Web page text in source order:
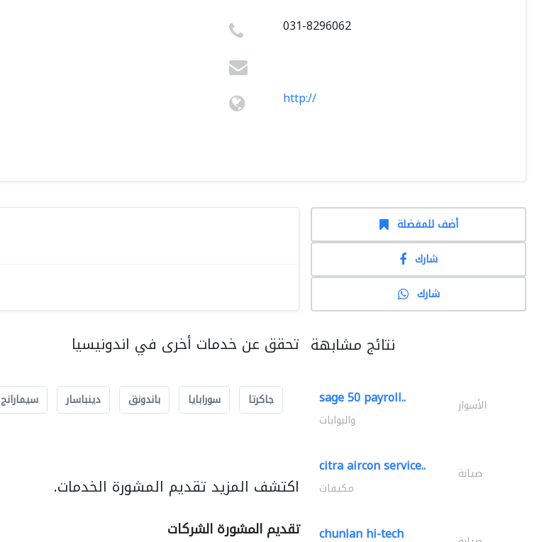
031-8296062
http://
تحقق عن خدمات أخرى في اندونيسيا
جاكرتا سورابايا باندونق دينباسار سيمارانج
اكتشف المزيد تقديم المشورة الخدمات.
تقديم المشورة الشركات
أضف للمفضلة
شارك
شارك
نتائج مشابهة
sage 50 payroll.. الأسوار
والبوابات
citra aircon service.. صيانة
مكيفات
chunlan hi-tech